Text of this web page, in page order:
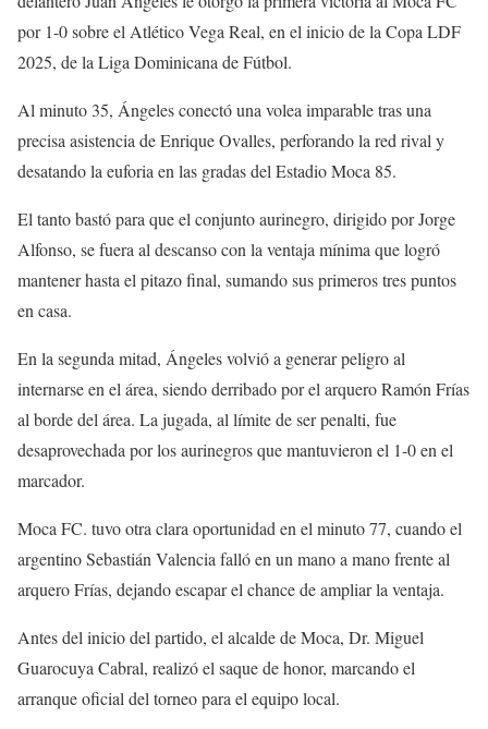
por 1-0 sobre el Atlético Vega Real, en el inicio de la Copa LDF
2025, de la Liga Dominicana de Fútbol.
Al minuto 35, Ángeles conectó una volea imparable tras una
precisa asistencia de Enrique Ovalles, perforando la red rival y
desatando la euforia en las gradas del Estadio Moca 85.
El tanto bastó para que el conjunto aurinegro, dirigido por Jorge
Alfonso, se fuera al descanso con la ventaja mínima que logró
mantener hasta el pitazo final, sumando sus primeros tres puntos
en casa.
En la segunda mitad, Ángeles volvió a generar peligro al
internarse en el área, siendo derribado por el arquero Ramón Frías
al borde del área. La jugada, al límite de ser penalti, fue
desaprovechada por los aurinegros que mantuvieron el 1-0 en el
marcador.
Moca FC. tuvo otra clara oportunidad en el minuto 77, cuando el
argentino Sebastián Valencia falló en un mano a mano frente al
arquero Frías, dejando escapar el chance de ampliar la ventaja.
Antes del inicio del partido, el alcalde de Moca, Dr. Miguel
Guarocuya Cabral, realizó el saque de honor, marcando el
arranque oficial del torneo para el equipo local.